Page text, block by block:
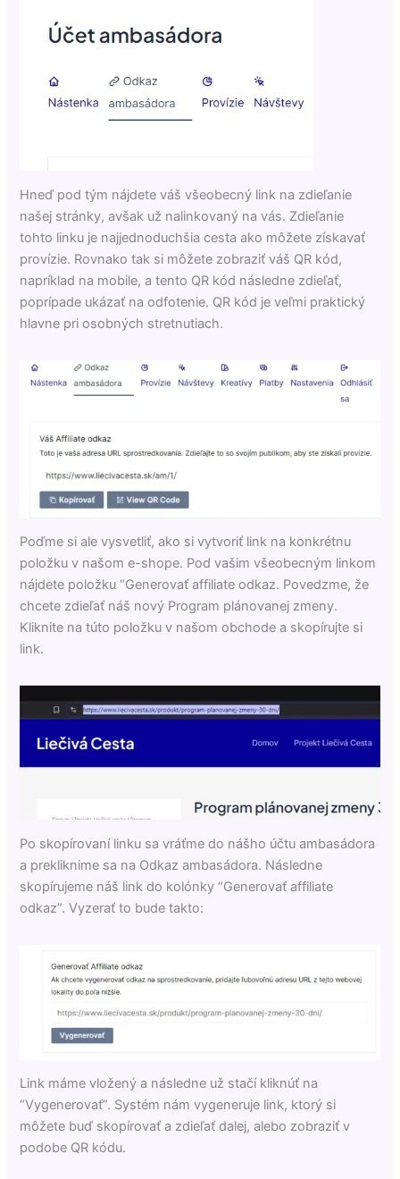
Hneď pod tým nájdete váš všeobecný link na zdieľanie
našej stránky, avšak už nalinkovaný na vás. Zdieľanie
tohto linku je najjednoduchšia cesta ako môžete získavať
provízie. Rovnako tak si môžete zobraziť váš QR kód,
napríklad na mobile, a tento QR kód následne zdieľať,
poprípade ukázať na odfotenie. QR kód je veľmi praktický
hlavne pri osobných stretnutiach.
Poďme si ale vysvetliť, ako si vytvoriť link na konkrétnu
položku v našom e-shope. Pod vašim všeobecným linkom
nájdete položku “Generovať affiliate odkaz. Povedzme, že
chcete zdieľať náš nový Program plánovanej zmeny.
Kliknite na túto položku v našom obchode a skopírujte si
link.
Po skopírovaní linku sa vráťme do nášho účtu ambasádora
a prekliknime sa na Odkaz ambasádora. Následne
skopírujeme náš link do kolónky “Generovať affiliate
odkaz”. Vyzerať to bude takto:
Link máme vložený a následne už stačí kliknúť na
“Vygenerovať”. Systém nám vygeneruje link, ktorý si
môžete buď skopírovať a zdieľať dalej, alebo zobraziť v
podobe QR kódu.